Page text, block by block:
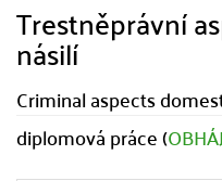
Trestněprávní
násilí
Criminal aspects
diplomová práce (